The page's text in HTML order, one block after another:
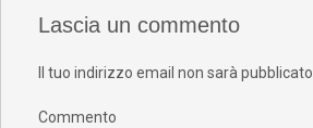
Lascia un commento
Il tuo indirizzo email non sarà pubblicato.
Commento